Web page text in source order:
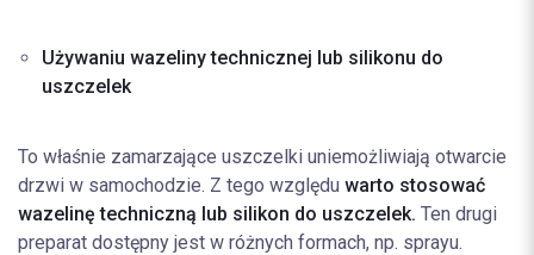
Używaniu wazeliny technicznej lub silikonu do
uszczelek
To właśnie zamarzające uszczelki uniemożliwiają otwarcie
drzwi w samochodzie. Z tego względu warto stosować
wazelinę techniczną lub silikon do uszczelek. Ten drugi
preparat dostępny jest w różnych formach, np. sprayu.